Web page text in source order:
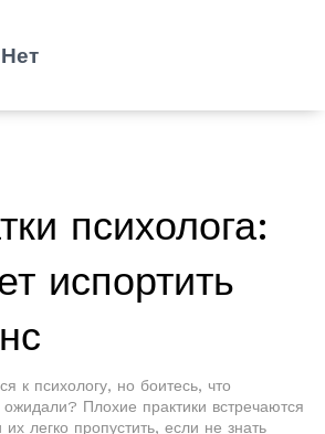
психолога:
испортить
к психологу, но боитесь, что
ожидали? Плохие практики встречаются
легко пропустить, если не знать